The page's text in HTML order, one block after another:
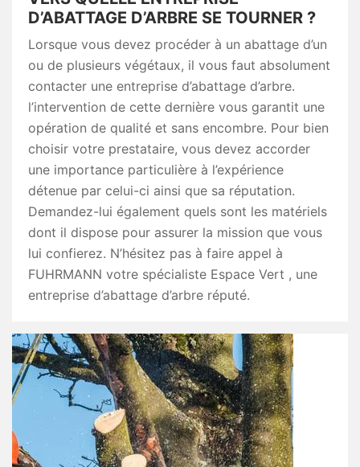
D’ABATTAGE D’ARBRE SE TOURNER ?
Lorsque vous devez procéder à un abattage d’un
ou de plusieurs végétaux, il vous faut absolument
contacter une entreprise d’abattage d’arbre.
l’intervention de cette dernière vous garantit une
opération de qualité et sans encombre. Pour bien
choisir votre prestataire, vous devez accorder
une importance particulière à l’expérience
détenue par celui-ci ainsi que sa réputation.
Demandez-lui également quels sont les matériels
dont il dispose pour assurer la mission que vous
lui confierez. N’hésitez pas à faire appel à
FUHRMANN votre spécialiste Espace Vert , une
entreprise d’abattage d’arbre réputé.